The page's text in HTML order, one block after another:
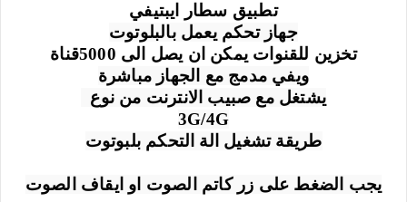
تطبيق سطار ايبتيفي
جهاز تحكم يعمل بالبلوتوت
تخزين للقنوات يمكن ان يصل الى 5000قناة
ويفي مدمج مع الجهاز مباشرة
يشتغل مع صبيب الانترنت من نوع
3G/4G
طريقة تشغيل الة التحكم بلبوتوت
يجب الضغط على زر كاتم الصوت او ايقاف الصوت